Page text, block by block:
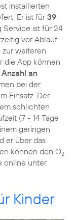
installierten
Er ist für39
Service ist für 24
vor Ablauf
weiteren
die App können
an
bei der
Einsatz. Der
schlichten
(7 - 14 Tage
geringen
er über das
können den O2
online unter
Kinder